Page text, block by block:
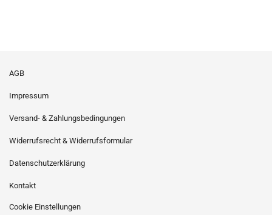
AGB
Impressum
Versand- & Zahlungsbedingungen
Widerrufsrecht & Widerrufsformular
Datenschutzerklärung
Kontakt
Cookie Einstellungen